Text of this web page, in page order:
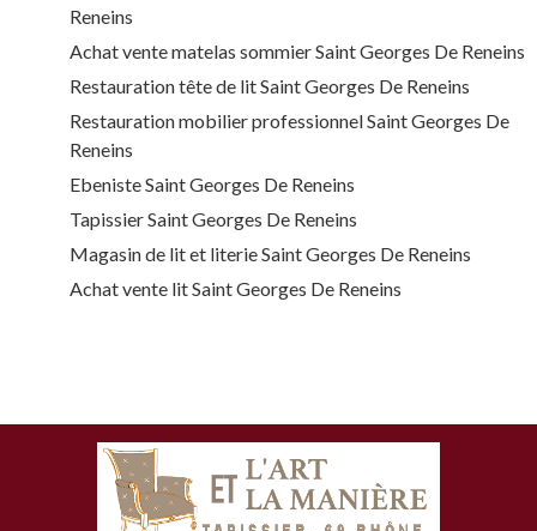
Reneins
Achat vente matelas sommier Saint Georges De Reneins
Restauration tête de lit Saint Georges De Reneins
Restauration mobilier professionnel Saint Georges De
Reneins
Ebeniste Saint Georges De Reneins
Tapissier Saint Georges De Reneins
Magasin de lit et literie Saint Georges De Reneins
Achat vente lit Saint Georges De Reneins